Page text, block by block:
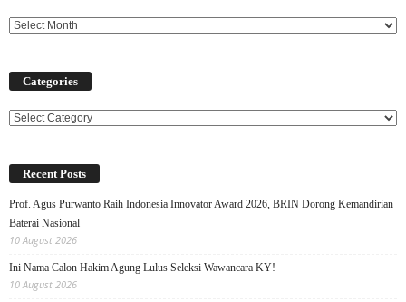
Categories
Categories
Recent Posts
Prof. Agus Purwanto Raih Indonesia Innovator Award 2026, BRIN Dorong Kemandirian
Baterai Nasional
10 August 2026
Ini Nama Calon Hakim Agung Lulus Seleksi Wawancara KY!
10 August 2026